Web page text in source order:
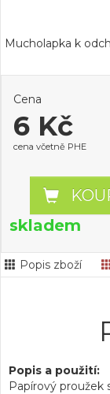
Mucholapka k
Cena
6 Kč
cena včetně PHE
skladem
Popis zboží
Popis a použití:
Papírový proužek